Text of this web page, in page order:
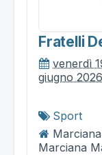
Fratelli
venerdì
giugno 2026
Sport
Marciana